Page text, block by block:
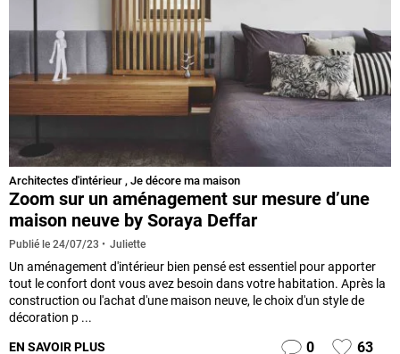
Architectes d'intérieur , Je décore ma maison
Zoom sur un aménagement sur mesure d’une
maison neuve by Soraya Deffar
Publié le 24/07/23 Juliette
Un aménagement d'intérieur bien pensé est essentiel pour apporter
tout le confort dont vous avez besoin dans votre habitation. Après la
construction ou l'achat d'une maison neuve, le choix d'un style de
décoration p ...
EN SAVOIR PLUS 0 63